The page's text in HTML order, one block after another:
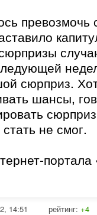
превозмочь
сюрприз.
шансы,
не смог.
портала
14:51 рейтинг: +4